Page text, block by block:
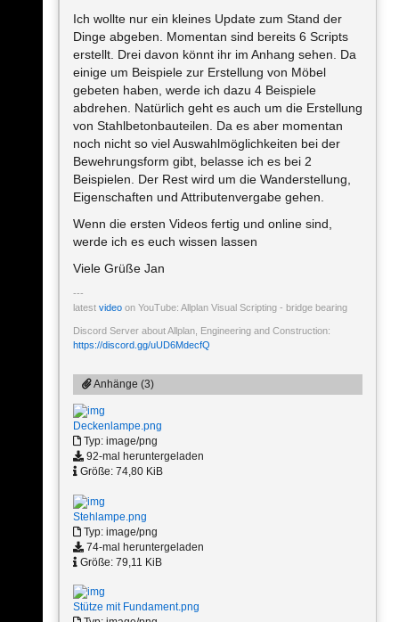
Ich wollte nur ein kleines Update zum Stand der
Dinge abgeben. Momentan sind bereits 6 Scripts
erstellt. Drei davon könnt ihr im Anhang sehen. Da
einige um Beispiele zur Erstellung von Möbel
gebeten haben, werde ich dazu 4 Beispiele
abdrehen. Natürlich geht es auch um die Erstellung
von Stahlbetonbauteilen. Da es aber momentan
noch nicht so viel Auswahlmöglichkeiten bei der
Bewehrungsform gibt, belasse ich es bei 2
Beispielen. Der Rest wird um die Wanderstellung,
Eigenschaften und Attributenvergabe gehen.
Wenn die ersten Videos fertig und online sind,
werde ich es euch wissen lassen
Viele Grüße Jan
latest video on YouTube: Allplan Visual Scripting - bridge bearing
Discord Server about Allplan, Engineering and Construction:
https://discord.gg/uUD6MdecfQ
Anhänge (3)
Deckenlampe.png
Typ: image/png
92-mal heruntergeladen
Größe: 74,80 KiB
Stehlampe.png
Typ: image/png
74-mal heruntergeladen
Größe: 79,11 KiB
Stütze mit Fundament.png